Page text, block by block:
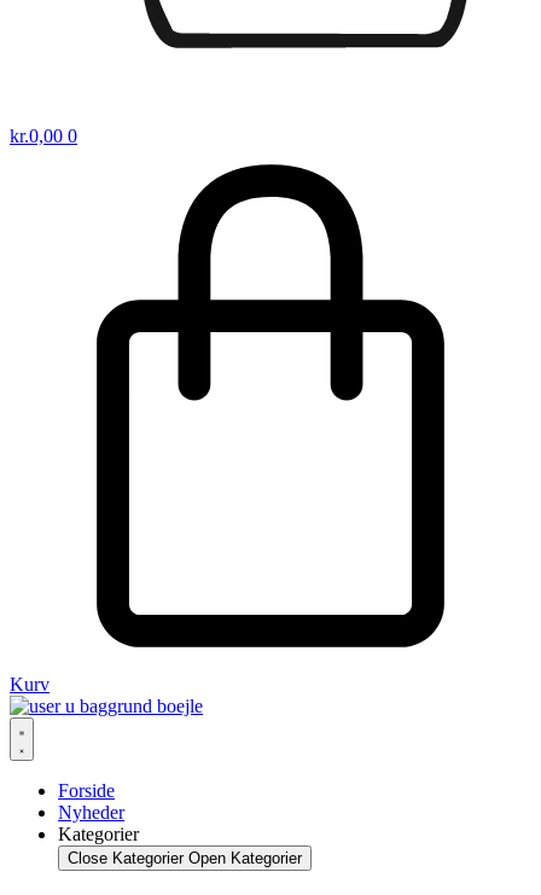
kr.0,00 0
Kurv
Forside
Nyheder
Kategorier
Close Kategorier Open Kategorier